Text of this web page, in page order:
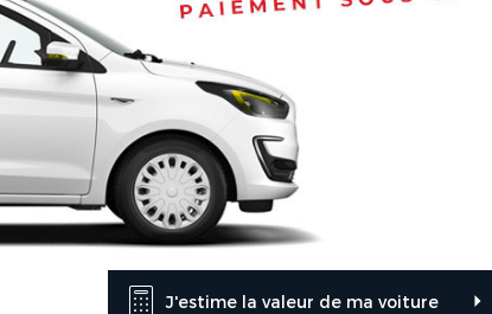
J'estime la valeur de ma voiture